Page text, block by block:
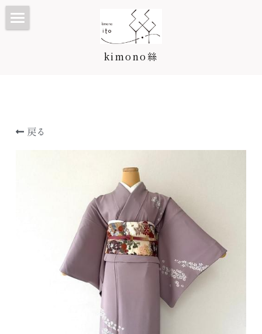
kimono絲
七五三・子供プラン
5歳カタログ
7歳カタログ
お宮参り・産着
七五三ヘアスタイル
振袖・成人式プラン/カタログ
訪問着・留袖プラン/カタログ
訪問着・留袖プラン
訪問着カタログ
黒留袖カタログ
色留袖カタログ
卒業袴プラン/カタログ
卒業袴プラン
二尺袖・卒業袴カタログ
着付け教室
アクセス/お問合せ
戻る